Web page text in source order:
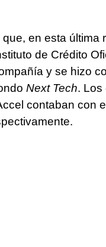
en esta última
de Crédito
y se hizo
Next Tech. Los
contaban con